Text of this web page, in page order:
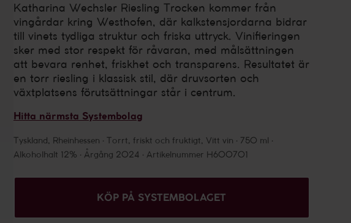
Katharina Wechsler Riesling Trocken kommer från
vingårdar kring Westhofen, där kalkstensjordarna bidrar
till vinets tydliga struktur och friska uttryck. Vinifieringen
sker med stor respekt för råvaran, med målsättningen
att bevara renhet, friskhet och transparens. Resultatet är
en torr riesling i klassisk stil, där druvsorten och
växtplatsens förutsättningar står i centrum.
Hitta närmsta Systembolag
Tyskland, Rheinhessen Torrt, friskt och fruktigt, Vitt vin
750 ml
Alkoholhalt 12%
Årgång 2024 Artikelnummer H600701
KÖP PÅ SYSTEMBOLAGET